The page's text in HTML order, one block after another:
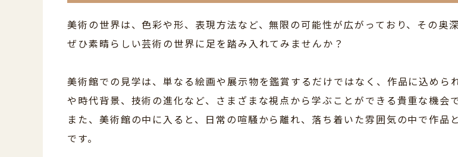
美術の世界は、色彩や形、表現方法など、無限の可能性が広がっており、その奥
ぜひ素晴らしい芸術の世界に足を踏み入れてみませんか？
美術館での見学は、単なる絵画や展示物を鑑賞するだけではなく、作品に込めら
や時代背景、技術の進化など、さまざまな視点から学ぶことができる貴重な機会で
また、美術館の中に入ると、日常の喧騒から離れ、落ち着いた雰囲気の中で作品
です。